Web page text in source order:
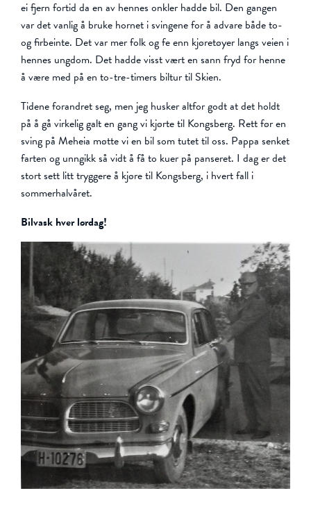
ei fjern fortid da en av hennes onkler hadde bil. Den gangen
var det vanlig å bruke hornet i svingene for å advare både to-
og firbeinte. Det var mer folk og fe enn kjøretøyer langs veien i
hennes ungdom. Det hadde visst vært en sann fryd for henne
å være med på en to-tre-timers biltur til Skien.
Tidene forandret seg, men jeg husker altfor godt at det holdt
på å gå virkelig galt en gang vi kjørte til Kongsberg. Rett før en
sving på Meheia møtte vi en bil som tutet til oss. Pappa senket
farten og unngikk så vidt å få to kuer på panseret. I dag er det
stort sett litt tryggere å kjøre til Kongsberg, i hvert fall i
sommerhalvåret.
Bilvask hver lørdag!